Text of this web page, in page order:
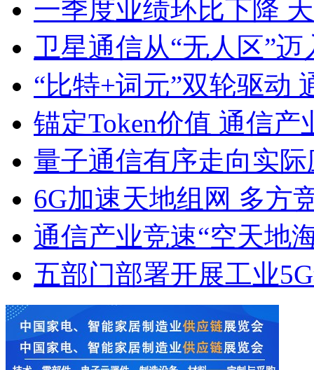
一季度业绩环比下降
卫星通信从“无人区”
“比特+词元”双轮驱动
锚定Token价值 通信
量子通信有序走向实际
6G加速天地组网 多方
通信产业竞速“空天地
五部门部署开展工业